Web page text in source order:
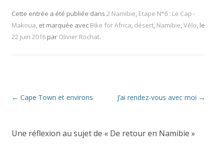
Cette entrée a été publiée dans 2 Namibie, Etape N°6 : Le Cap -
Makoua, et marquée avec Bike for Africa, désert, Namibie,Vélo, le
22 juin 2016 par Olivier Rochat.
Navigation
← Cape Town et environs J’ai rendez-vous avec moi →
Une réflexion au sujet de « De retour en Namibie »